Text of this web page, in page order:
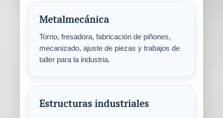
Metalmecánica
Torno, fresadora, fabricación de piñones,
mecanizado, ajuste de piezas y trabajos de
taller para la industria.
Estructuras industriales